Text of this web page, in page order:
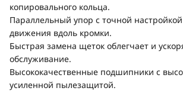
копировального кольца.
Параллельный упор с точной
движения вдоль кромки.
Быстрая замена щеток облегчает и
обслуживание.
Высококачественные подшипники с
усиленной пылезащитой.